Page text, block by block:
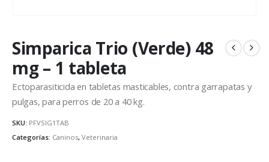
Simparica Trio (Verde) 48
mg – 1 tableta
Ectoparasiticida en tabletas masticables, contra garrapatas y
pulgas, para perros de 20 a 40 kg.
SKU: PFVSIG1TAB
Categorías: Caninos, Veterinaria